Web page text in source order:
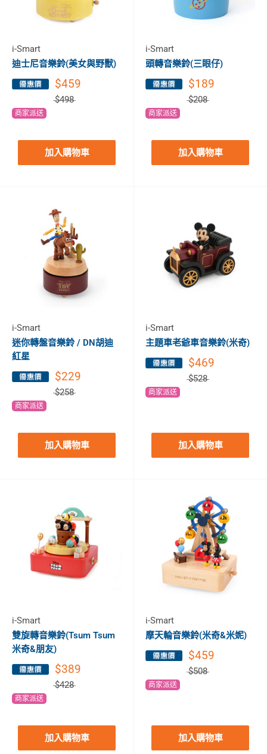
i-Smart
迪士尼音樂鈴(美女與野獸)
$459
$498
商家派送
加入購物車
i-Smart
頭轉音樂鈴(三眼仔)
$189
$208
商家派送
加入購物車
i-Smart
迷你轉盤音樂鈴 / DN胡迪
紅星
$229
$258
商家派送
加入購物車
i-Smart
主題車老爺車音樂鈴(米奇)
$469
$528
商家派送
加入購物車
i-Smart
雙旋轉音樂鈴(Tsum Tsum
米奇&朋友)
$389
$428
商家派送
加入購物車
i-Smart
摩天輪音樂鈴(米奇&米妮)
$459
$508
商家派送
加入購物車